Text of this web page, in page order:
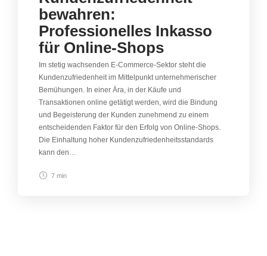
bewahren:
Professionelles Inkasso
für Online-Shops
Im stetig wachsenden E-Commerce-Sektor steht die
Kundenzufriedenheit im Mittelpunkt unternehmerischer
Bemühungen. In einer Ära, in der Käufe und
Transaktionen online getätigt werden, wird die Bindung
und Begeisterung der Kunden zunehmend zu einem
entscheidenden Faktor für den Erfolg von Online-Shops.
Die Einhaltung hoher Kundenzufriedenheitsstandards
kann den…
7 min